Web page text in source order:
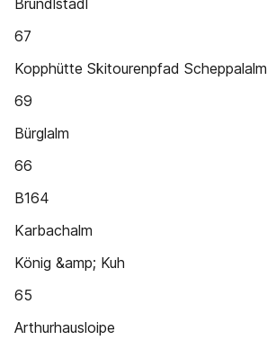
Bründlstadl
67
Kopphütte Skitourenpfad Scheppalalm
69
Bürglalm
66
B164
Karbachalm
König &amp; Kuh
65
Arthurhausloipe